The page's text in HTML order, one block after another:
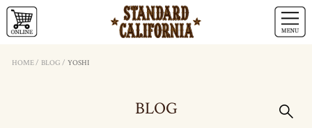
HOME/ BLOG / YOSHI
BLOG